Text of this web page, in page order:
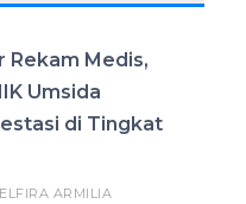
Rekam Medis,
Umsida
di Tingkat
ELFIRA ARMILIA